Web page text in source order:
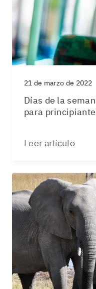
21 de marzo de 2022
Días de la
para
Leer artículo